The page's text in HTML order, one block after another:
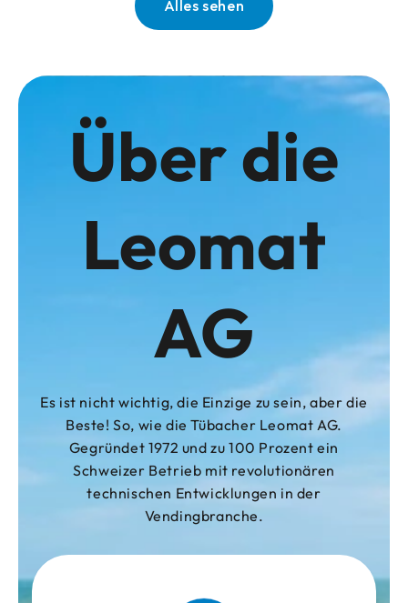
Alles sehen
Über die
Leomat
AG
Es ist nicht wichtig, die Einzige zu sein, aber die
Beste! So, wie die Tübacher Leomat AG.
Gegründet 1972 und zu 100 Prozent ein
Schweizer Betrieb mit revolutionären
technischen Entwicklungen in der
Vendingbranche.